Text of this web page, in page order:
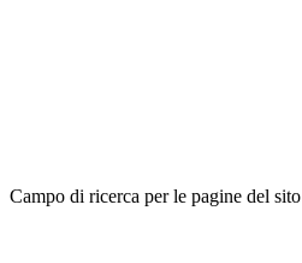
Campo di ricerca per le pagine del sito